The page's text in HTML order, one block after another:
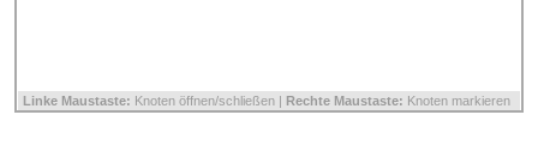
Linke Maustaste: Knoten öffnen/schließen | Rechte Maustaste: Knoten markieren